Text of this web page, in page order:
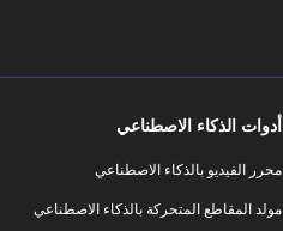
أدوات الذكاء الاصطناعي
محرر الفيديو بالذكاء الاصطناعي
مولد المقاطع المتحركة بالذكاء الاصطناعي